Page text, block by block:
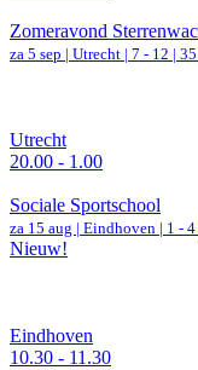
Zomeravond
za 5 sep | Utrecht | 7 - 12 |
Utrecht
20.00 - 1.00
Sociale Sportschool
za 15 aug | Eindhoven | 1 -
Nieuw!
Eindhoven
10.30 - 11.30